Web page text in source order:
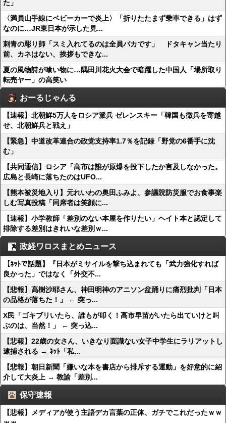
た」
〈満員山手線にベビーカーで炎上〉「折りたたまず乗車できる」はず
なのに…JR東日本が示した見...
刺青の彫り師「スミ入れてるのは全員バカです」 ドタキャン当たり
前、カネはない、挨拶もできな...
夏の風物詩が喰い物に…隅田川花火大会で暗躍した中国人「場所取り
転売ヤー」の高笑い
おーるじゃんる
【速報】北朝鮮5万人をロシア派兵 ゼレンスキー「韓国も徴兵を寄越
せ、北朝鮮兵と戦え」
【緊急】中道改革連合の政党支持率1.7％を記録「野党の6番手に沈
む」
【共同通信】ロシア「高市は誰が原爆を投下したか言及しなかった。
広島と長崎に落ちたのはUFO...
【熊本被災地入り】元れいわの奥田ふみよ、参議院防災服でお食事楽
しむ写真投稿「同席者は笑顔に...
【速報】小学教師「差別のない本屋を作りたい」ヘイト本と認定して
排除する差別はきれいな差別ｗ...
政経ワロスまとめニュース
【ﾈｯﾄで話題】『日本がミサイルを撃ち込まれても「武力強化すれば
良かった」ではなく「外交不...
【悲報】高樹沙耶さん、神田明神のアニソン盆踊りに痛烈批判「日本
の品格が落ちた！」 ← 突っ...
X民「ゴキブリいたら、誰もが叩く！高市早苗がいたら出ていけと叫
ぶのは、当然！」 ← 突っ込...
【悲報】22歳の女さん、いきなり面識ない女子中学生にラリアットし
逮捕される → ﾈｯﾄ「私...
【悲報】朝日新聞「嫌いな本を書店から排斥する運動」を好意的に紹
介して大炎上 → 教諭「差別...
保守速報
【悲報】メディアが使う主語デカ言葉の正体、ガチでこれだったｗｗ